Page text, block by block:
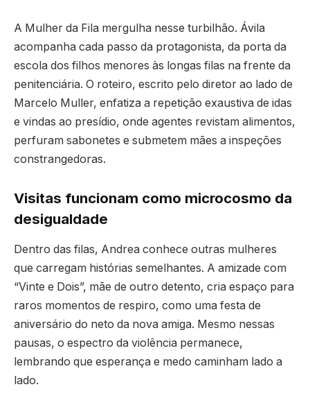
A Mulher da Fila mergulha nesse turbilhão. Ávila
acompanha cada passo da protagonista, da porta da
escola dos filhos menores às longas filas na frente da
penitenciária. O roteiro, escrito pelo diretor ao lado de
Marcelo Muller, enfatiza a repetição exaustiva de idas
e vindas ao presídio, onde agentes revistam alimentos,
perfuram sabonetes e submetem mães a inspeções
constrangedoras.
Visitas funcionam como microcosmo da
desigualdade
Dentro das filas, Andrea conhece outras mulheres
que carregam histórias semelhantes. A amizade com
“Vinte e Dois”, mãe de outro detento, cria espaço para
raros momentos de respiro, como uma festa de
aniversário do neto da nova amiga. Mesmo nessas
pausas, o espectro da violência permanece,
lembrando que esperança e medo caminham lado a
lado.